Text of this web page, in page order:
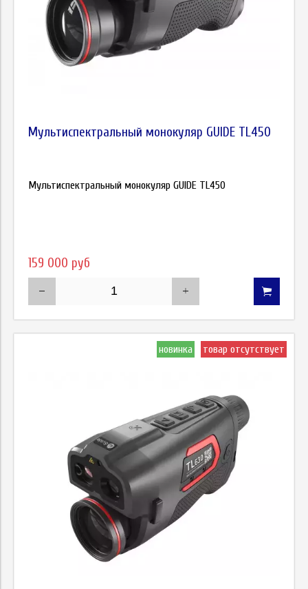
Мультиспектральный монокуляр GUIDE TL450
Мультиспектральный монокуляр GUIDE TL450
159 000 руб
новинка товар отсутствует